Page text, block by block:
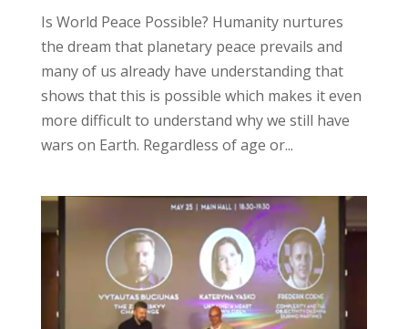
Is World Peace Possible? Humanity nurtures
the dream that planetary peace prevails and
many of us already have understanding that
shows that this is possible which makes it even
more difficult to understand why we still have
wars on Earth. Regardless of age or...